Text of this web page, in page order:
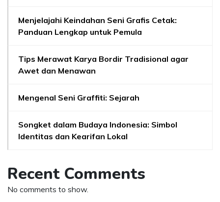
Menjelajahi Keindahan Seni Grafis Cetak:
Panduan Lengkap untuk Pemula
Tips Merawat Karya Bordir Tradisional agar
Awet dan Menawan
Mengenal Seni Graffiti: Sejarah
Songket dalam Budaya Indonesia: Simbol
Identitas dan Kearifan Lokal
Recent Comments
No comments to show.